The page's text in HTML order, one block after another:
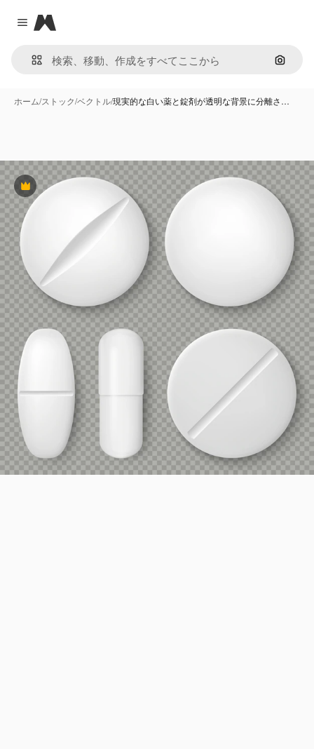
Close menu
Magnific
画像で
ホーム/ストック/ベクトル/現実的な白い薬と錠剤が透明な背景に分離さ…
Premium